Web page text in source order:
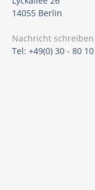
14055 Berlin
Nachricht schreiben
Tel: +49(0) 30 - 80